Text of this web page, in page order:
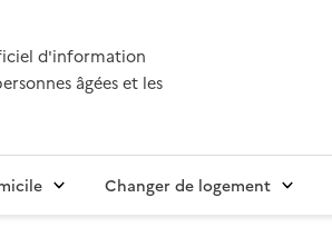
d'information
âgées et les
Changer de logement